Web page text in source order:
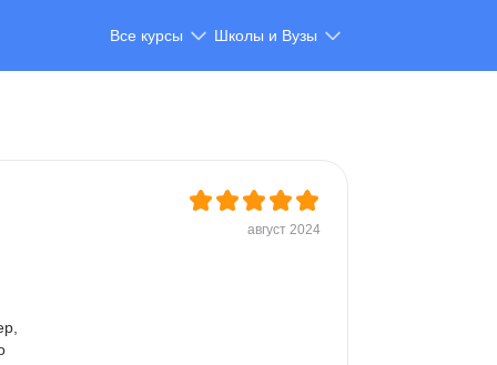
Все курсы Школы и Вузы
август 2024